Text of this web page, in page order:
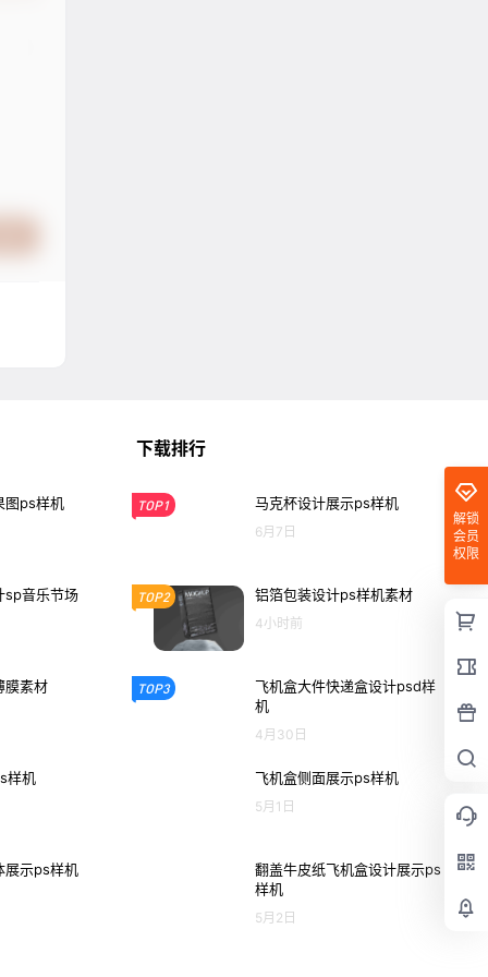
解锁
会员
权限
图ps样机
sp音乐节场
膜素材
样机
展示ps样机
下载排行
TOP1 马克杯设计展示ps样机
6月7日
TOP2 铝箔包装设计ps样机素材
4小时前
TOP3
飞机盒大件快递盒设计psd样
机
4月30日
飞机盒侧面展示ps样机
5月1日
翻盖牛皮纸飞机盒设计展示ps
样机
5月2日